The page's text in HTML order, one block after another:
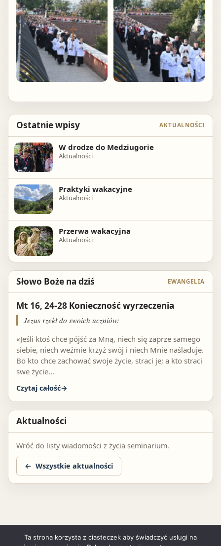
Ostatnie wpisy AKTUALNOŚCI
W drodze do Medziugorie
Aktualności
Praktyki wakacyjne
Aktualności
Przerwa wakacyjna
Aktualności
Słowo Boże na dziś EWANGELIA
Mt 16, 24-28 Konieczność wyrzeczenia
Jezus rzekł do swoich uczniów:
«Jeśli ktoś chce pójść za Mną, niech się zaprze samego
siebie, niech weźmie krzyż swój i niech Mnie naśladuje.
Bo kto chce zachować swoje życie, straci je; a kto straci
swe życie…
Czytaj całość
Aktualności
Wróć do listy wiadomości z życia seminarium.
Wszystkie aktualności
Ta strona korzysta z ciasteczek aby świadczyć usługi na